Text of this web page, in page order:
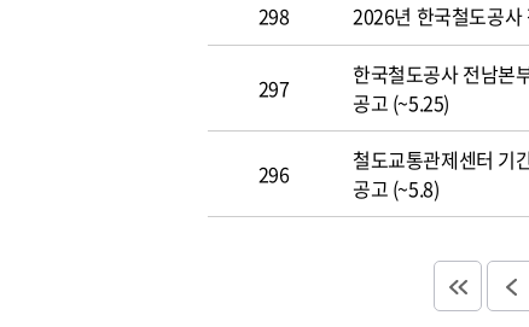
298 2026년 한국철도공사
297
한국철도공사 전남본
공고 (~5.25)
296
철도교통관제센터 기
공고 (~5.8)